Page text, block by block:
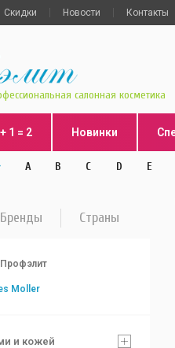
Скидки Новости Контакты
салонная косметика
1 = 2 Новинки
A B C D E
Бренды Страны
Профэлит
Moller
и кожей